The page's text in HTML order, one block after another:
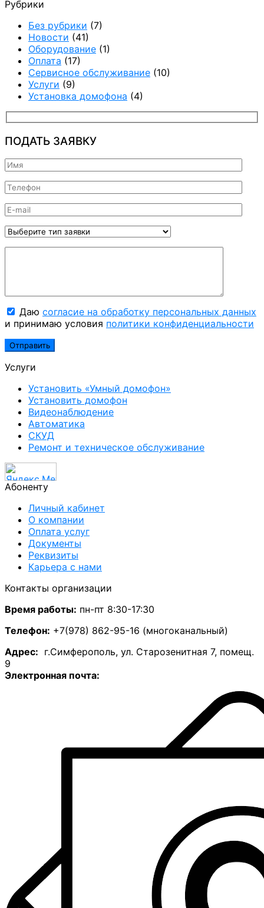
Рубрики
Без рубрики (7)
Новости (41)
Оборудование (1)
Оплата (17)
Сервисное обслуживание (10)
Услуги (9)
Установка домофона (4)
ПОДАТЬ ЗАЯВКУ
Даю согласие на обработку персональных данных
и принимаю условия политики конфиденциальности
Услуги
Установить «Умный домофон»
Установить домофон
Видеонаблюдение
Автоматика
СКУД
Ремонт и техническое обслуживание
Абоненту
Личный кабинет
О компании
Оплата услуг
Документы
Реквизиты
Карьера с нами
Контакты организации
Время работы: пн-пт 8:30-17:30
Телефон: +7(978) 862-95-16 (многоканальный)
Адрес: г.Симферополь, ул. Старозенитная 7, помещ.
9
Электронная почта: